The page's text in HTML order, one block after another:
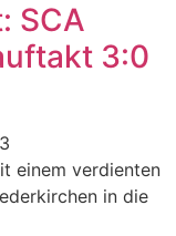
SCA
3:0
einem verdienten
in die